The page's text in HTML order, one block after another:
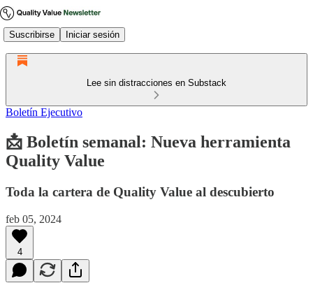
Suscribirse Iniciar sesión
Lee sin distracciones en Substack
Boletín Ejecutivo
📩 Boletín semanal: Nueva herramienta
Quality Value
Toda la cartera de Quality Value al descubierto
feb 05, 2024
4